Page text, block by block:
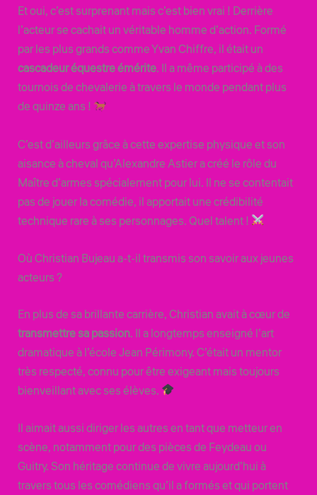
Et oui, c’est surprenant mais c’est bien vrai ! Derrière
l’acteur se cachait un véritable homme d’action. Formé
par les plus grands comme Yvan Chiffre, il était un
cascadeur équestre émérite. Il a même participé à des
tournois de chevalerie à travers le monde pendant plus
de quinze ans !
C’est d’ailleurs grâce à cette expertise physique et son
aisance à cheval qu’Alexandre Astier a créé le rôle du
Maître d’armes spécialement pour lui. Il ne se contentait
pas de jouer la comédie, il apportait une crédibilité
technique rare à ses personnages. Quel talent !
Où Christian Bujeau a-t-il transmis son savoir aux jeunes
acteurs ?
En plus de sa brillante carrière, Christian avait à cœur de
transmettre sa passion. Il a longtemps enseigné l’art
dramatique à l’école Jean Périmony. C’était un mentor
très respecté, connu pour être exigeant mais toujours
bienveillant avec ses élèves.
Il aimait aussi diriger les autres en tant que metteur en
scène, notamment pour des pièces de Feydeau ou
Guitry. Son héritage continue de vivre aujourd’hui à
travers tous les comédiens qu’il a formés et qui portent